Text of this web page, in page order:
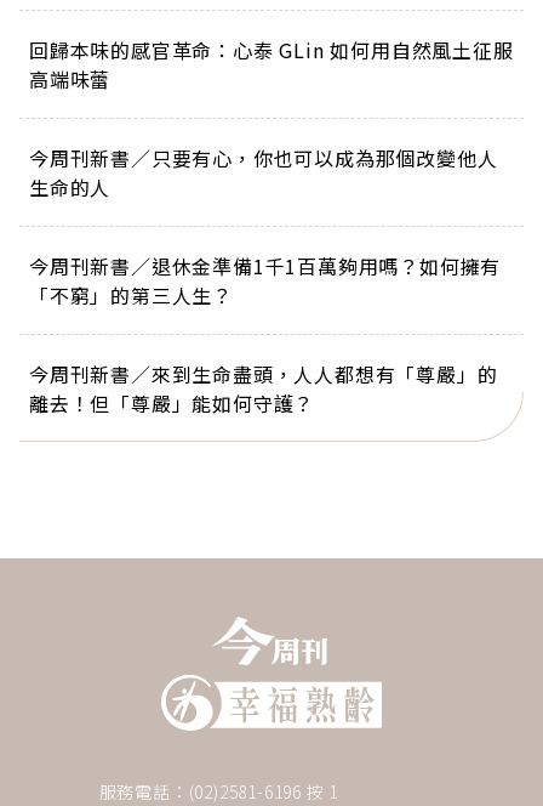
回歸本味的感官革命：心泰 GLin 如何用自然風土征服
高端味蕾
今周刊新書／只要有心，你也可以成為那個改變他人
生命的人
今周刊新書／退休金準備1千1百萬夠用嗎？如何擁有
「不窮」的第三人生？
今周刊新書／來到生命盡頭，人人都想有「尊嚴」的
離去！但「尊嚴」能如何守護？
服務電話：(02)2581-6196 按 1